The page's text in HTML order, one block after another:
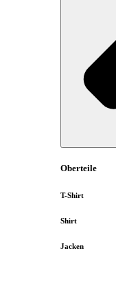
Oberteile
T-Shirt
Shirt
Jacken